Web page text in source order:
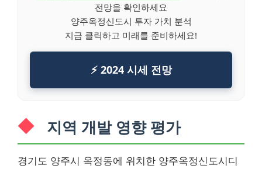
전망을 확인하세요
양주옥정신도시 투자 가치 분석
지금 클릭하고 미래를 준비하세요!
⚡ 2024 시세 전망
지역 개발 영향 평가
경기도 양주시 옥정동에 위치한 양주옥정신도시디